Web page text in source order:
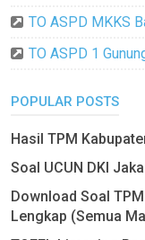
TO ASPD MKKS
TO ASPD 1
POPULAR POSTS
Hasil TPM
Soal UCUN DKI
Download Soal
Lengkap (Semua